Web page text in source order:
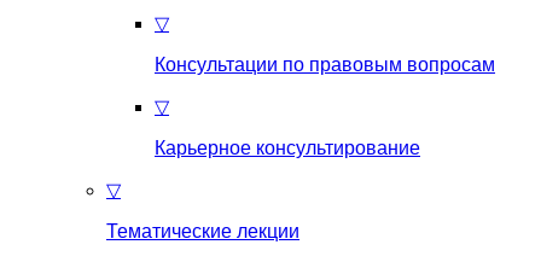
▽
Консультации по правовым вопросам
▽
Карьерное консультирование
▽
Тематические лекции